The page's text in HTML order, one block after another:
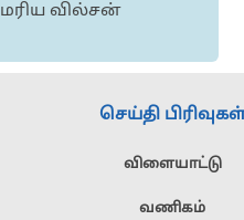
மரிய வில்சன்
செய்தி
விளையாட்டு
வணிகம்